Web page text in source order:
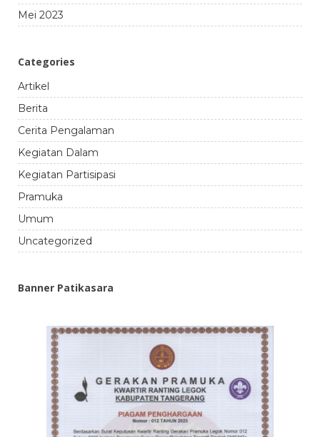
Mei 2023
Categories
Artikel
Berita
Cerita Pengalaman
Kegiatan Dalam
Kegiatan Partisipasi
Pramuka
Umum
Uncategorized
Banner Patikasara